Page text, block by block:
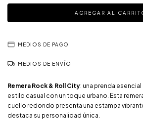
MEDIOS DE PAGO
MEDIOS DE ENVÍO
Remera Rock & Roll City: una prenda esencial
estilo casual con un toque urbano. Esta
cuello redondo presenta una estampa
destaca su personalidad única.